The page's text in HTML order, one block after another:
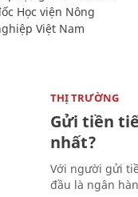
Học viện Nông
Việt Nam
THỊ TRƯỜNG
Gửi tiền
nhất?
Với người gửi
đầu là ngân